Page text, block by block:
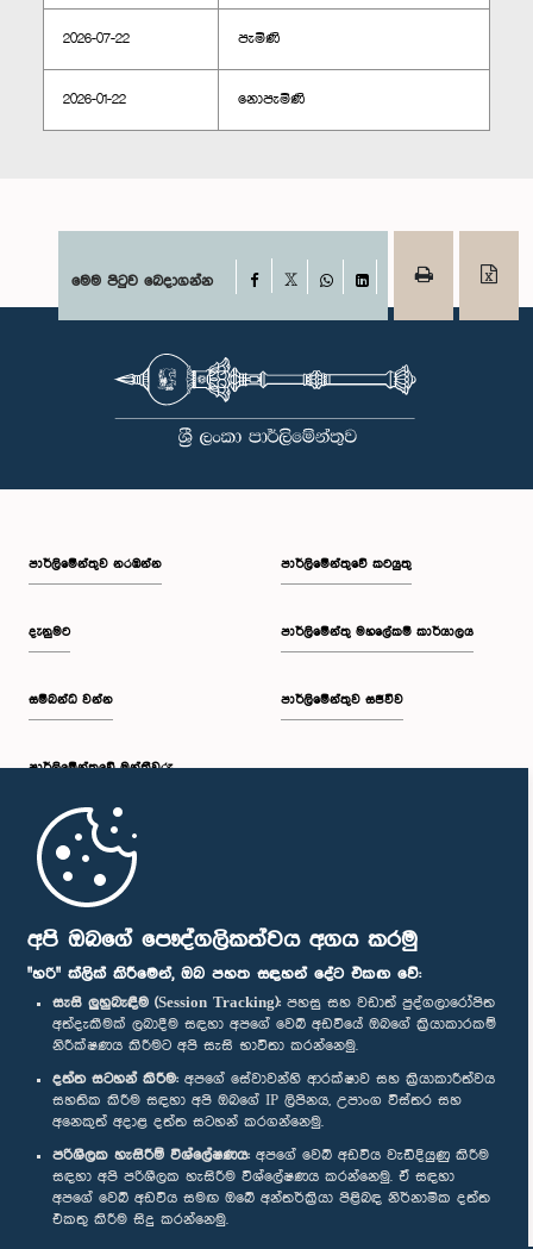
අපි ඔබගේ පෞද්ගලිකත්වය අගය කරමු
"හරි" ක්ලික් කිරීමෙන්, ඔබ පහත සඳහන් දේට එකඟ වේ:
සැසි ලුහුබැඳීම (Session Tracking): පහසු සහ වඩාත් පුද්ගලාරෝපිත
අත්දැකීමක් ලබාදීම සඳහා අපගේ වෙබ් අඩවියේ ඔබගේ ක්‍රියාකාරකම්
නිරීක්ෂණය කිරීමට අපි සැසි භාවිතා කරන්නෙමු.
දත්ත සටහන් කිරීම: අපගේ සේවාවන්හි ආරක්ෂාව සහ ක්‍රියාකාරීත්වය
සහතික කිරීම සඳහා අපි ඔබගේ IP ලිපිනය, උපාංග විස්තර සහ
අනෙකුත් අදාළ දත්ත සටහන් කරගන්නෙමු.
පරිශීලක හැසිරීම් විශ්ලේෂණය: අපගේ වෙබ් අඩවිය වැඩිදියුණු කිරීම
සඳහා අපි පරිශීලක හැසිරීම විශ්ලේෂණය කරන්නෙමු. ඒ සඳහා
අපගේ වෙබ් අඩවිය සමඟ ඔබේ අන්තර්ක්‍රියා පිළිබඳ නිර්නාමික දත්ත
එකතු කිරීම සිදු කරන්නෙමු.
2026-07-22 පැමිණි
2026-01-22 නොපැමිණි
මෙම පිටුව බෙදාගන්න Facebook
WhatsAppLinkedIn
පාර්ලි‌මේන්තුව නරඹන්න
දැනුමට
සම්බන්ධ වන්න
පාර්ලි‌මේන්තුවේ මන්ත්‍රීවරු
මුල් පිටුව
පාර්ලිමේන්තුවේ කටයුතු
පාර්ලිමේන්තු මහලේකම් කාර්යාලය
පාර්ලිමේන්තුව සජීවීව
පාර්ලිමේන්තු ජංගම යෙදුම
අප හා සම්බන්ධ වී සිටින්න :
සම්මාන
පෞද්ගලිකත්ව ප්‍රතිපත්තිය